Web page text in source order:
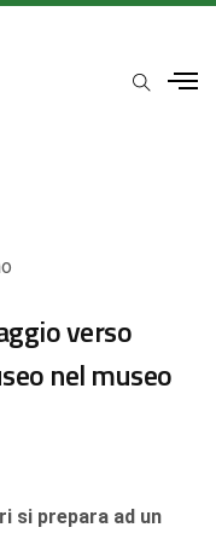
verso
nel museo
si prepara ad un